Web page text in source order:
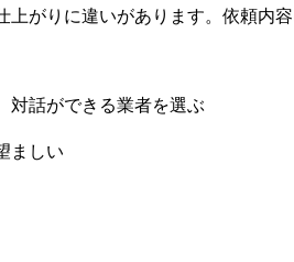
がりに違いがあります。依頼内
対話ができる業者を選ぶ
ましい